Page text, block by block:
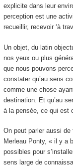
explicite dans leur
perception est une
recueillir, recevoir ‘à
Un objet, du latin
nos yeux ou plus
que nous pouvons
constater qu’au sens
comme une chose
destination. Et qu’au
à la pensée, ce qui est
On peut parler aussi
Merleau Ponty, « il y a
possibles pour
sens large de